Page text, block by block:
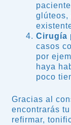
glúteos,
casos
por
haya
poco
Gracias al
encontrarás
refirmar,